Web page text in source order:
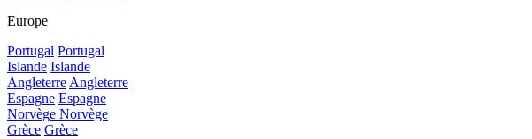
Europe
Portugal Portugal
Islande Islande
AngleterreAngleterre
Espagne Espagne
Norvège Norvège
Grèce Grèce